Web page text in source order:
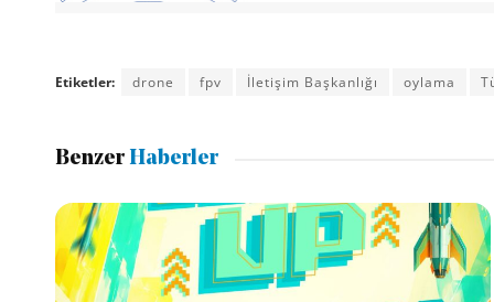
Etiketler: drone fpv İletişim Başkanlığı oylama
BenzerHaberler